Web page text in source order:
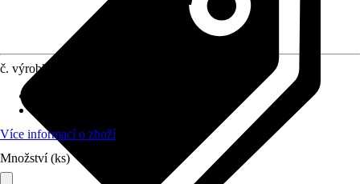
č. výrobku
Více informací o zboží
Množství (ks)